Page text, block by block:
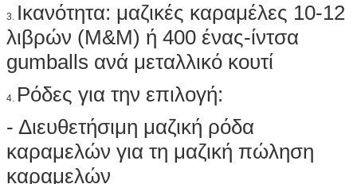
3. Ικανότητα: μαζικές καραμέλες 10-12
λιβρών (M&M) ή 400 ένας-ίντσα
gumballs ανά μεταλλικό κουτί
4. Ρόδες για την επιλογή:
- Διευθετήσιμη μαζική ρόδα
καραμελών για τη μαζική πώληση
καραμελών